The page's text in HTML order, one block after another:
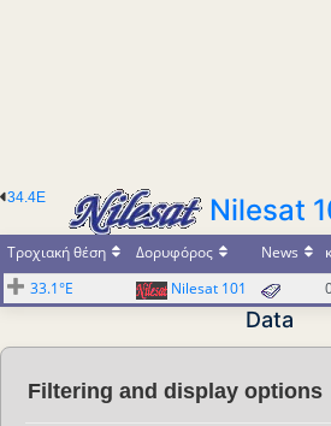
34.4E Nilesat
Τροχιακή θέση Δορυφόρος News
33.1°E
Nilesat 101
Data
Filtering and display options